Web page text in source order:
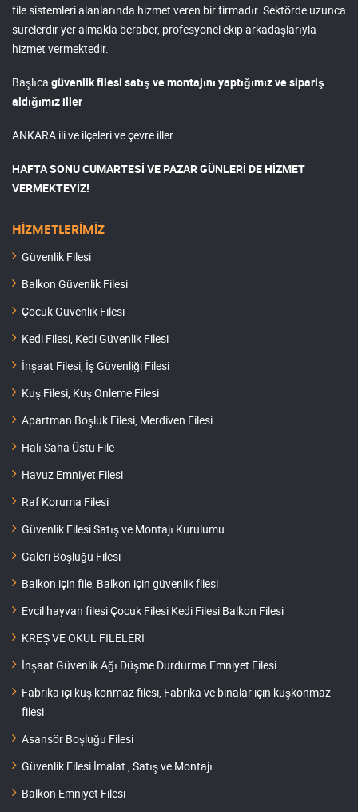
file sistemleri alanlarında hizmet veren bir firmadır. Sektörde uzunca
sürelerdir yer almakla beraber, profesyonel ekip arkadaşlarıyla
hizmet vermektedir.
Başlıca güvenlik filesi satış ve montajını yaptığımız ve sipariş
aldığımız iller
ANKARA ili ve ilçeleri ve çevre iller
HAFTA SONU CUMARTESİ VE PAZAR GÜNLERİ DE HİZMET
VERMEKTEYİZ!
HİZMETLERİMİZ
Güvenlik Filesi
Balkon Güvenlik Filesi
Çocuk Güvenlik Filesi
Kedi Filesi, Kedi Güvenlik Filesi
İnşaat Filesi, İş Güvenliği Filesi
Kuş Filesi, Kuş Önleme Filesi
Apartman Boşluk Filesi, Merdiven Filesi
Halı Saha Üstü File
Havuz Emniyet Filesi
Raf Koruma Filesi
Güvenlik Filesi Satış ve Montajı Kurulumu
Galeri Boşluğu Filesi
Balkon için file, Balkon için güvenlik filesi
Evcil hayvan filesi Çocuk Filesi Kedi Filesi Balkon Filesi
KREŞ VE OKUL FİLELERİ
İnşaat Güvenlik Ağı Düşme Durdurma Emniyet Filesi
Fabrika içi kuş konmaz filesi, Fabrika ve binalar için kuşkonmaz
filesi
Asansör Boşluğu Filesi
Güvenlik Filesi İmalat , Satış ve Montajı
Balkon Emniyet Filesi